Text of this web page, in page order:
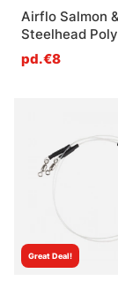
Airflo Salmon
Steelhead
pd.€8
Great Deal!